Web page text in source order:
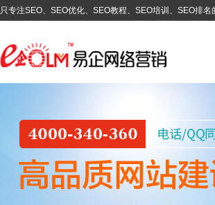
只专注SEO、SEO优化、SEO教程、SEO培训、SEO排名